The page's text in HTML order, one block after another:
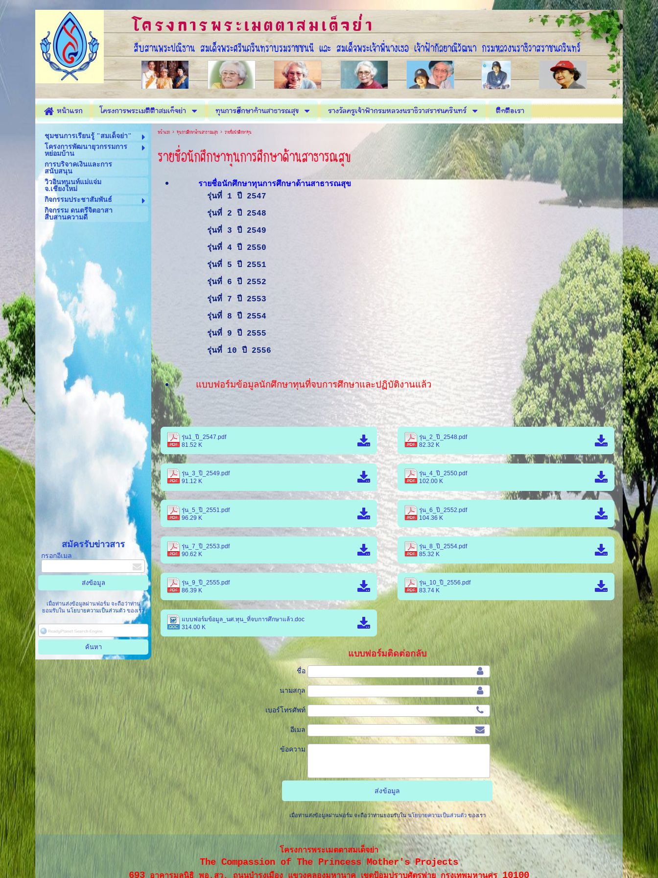
โครงการพระเมตตาสมเด็จย่่า
สืบสานพระปณิธาน สมเด็จพระศรีนครินทราบรมราชชนนี และ สมเด็จพระเจ้าพี่นางเธอ เจ้าฟ้ากัลยาณิวัฒนา กรมหลวงนราธิวาสราชนครินทร์
หน้าแรก โครงการพระเมตตาสมเด็จย่า ทุนการศึกษาด้านสาธารณสุข รางวัลครูเจ้าฟ้ากรมหลวงนราธิวาสราชนครินทร์ ติดต่อเรา
ชุมชนการเรียนรู้ "สมเด็จย่า"
โครงการพัฒนายุวกรรมการ
หย่อมบ้าน
การบริจาคเงินและการ
สนับสนุน
วิวอินทนนท์แม่แจ่ม
จ.เชียงใหม่
กิจกรรมประชาสัมพันธ์
กิจกรรม ดนตรีจิตอาสา
สืบสานความดี
สมัครรับข่าวสาร
กรอกอีเมล
เมื่อท่านส่งข้อมูลผ่านฟอร์ม จะถือว่าท่าน
ยอมรับใน นโยบายความเป็นส่วนตัวของเรา
หน้าแรก> ทุนการศึกษาด้านสาธารณสุข> รายชื่อนักศึกษาทุน
รายชื่อนักศึกษาทุนการศึกษาด้านสาธารณสุข
รายชื่อนักศึกษาทุนการศึกษาด้านสาธารณสุข
รุ่นที่ 1 ปี 2547
รุ่นที่ 2 ปี 2548
รุ่นที่ 3 ปี 2549
รุ่นที่ 4 ปี 2550
รุ่นที่ 5 ปี 2551
รุ่นที่ 6 ปี 2552
รุ่นที่ 7 ปี 2553
รุ่นที่ 8 ปี 2554
รุ่นที่ 9 ปี 2555
รุ่นที่ 10 ปี 2556
แบบฟอร์มข้อมูลนักศึกษาทุนที่จบการศึกษาและปฏิบัติงานแล้ว
รุ่น1_ปี_2547.pdf
81.52 K
รุ่น_2_ปี_2548.pdf
82.32 K
รุ่น_3_ปี_2549.pdf
91.12 K
รุ่น_4_ปี_2550.pdf
102.00 K
รุ่น_5_ปี_2551.pdf
96.29 K
รุ่น_6_ปี_2552.pdf
104.36 K
รุ่น_7_ปี_2553.pdf
90.62 K
รุ่น_8_ปี_2554.pdf
85.32 K
รุ่น_9_ปี_2555.pdf
86.39 K
รุ่น_10_ปี_2556.pdf
83.74 K
แบบฟอร์มข้อมูล_นศ.ทุน_ที่จบการศึกษาแล้ว.doc
314.00 K
แบบฟอร์มติดต่อกลับ
ชื่อ
นามสกุล
เบอร์โทรศัพท์
อีเมล
ข้อความ
เมื่อท่านส่งข้อมูลผ่านฟอร์ม จะถือว่าท่านยอมรับในนโยบายความเป็นส่วนตัว ของเรา
โครงการพระเมตตาสมเด็จย่า
The Compassion of The Princess Mother's Projects
693 อาคารมูลนิธิ พอ.สว. ถนนบำรุงเมือง แขวงคลองมหานาค เขตป้อมปราบศัตรูพ่าย กรุงเทพมหานคร10100